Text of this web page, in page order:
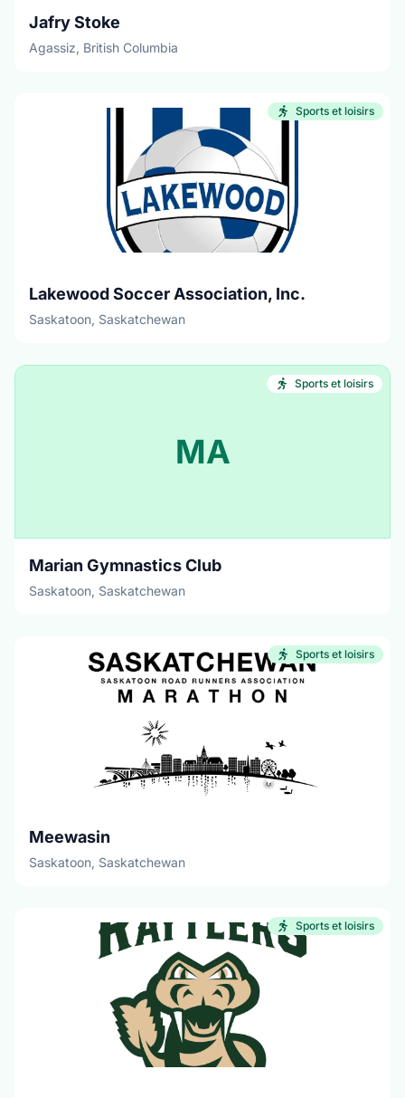
Jafry Stoke
Agassiz, British Columbia
Sports et loisirs
Lakewood Soccer Association, Inc.
Saskatoon, Saskatchewan
MA
Sports et loisirs
Marian Gymnastics Club
Saskatoon, Saskatchewan
Sports et loisirs
Meewasin
Saskatoon, Saskatchewan
Sports et loisirs